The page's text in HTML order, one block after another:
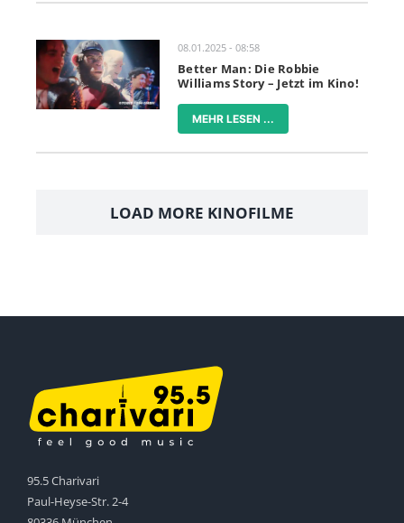
08.01.2025 - 08:58
Better Man: Die Robbie
Williams Story – Jetzt im Kino!
MEHR LESEN ...
LOAD MORE KINOFILME
95.5 Charivari
Paul-Heyse-Str. 2-4